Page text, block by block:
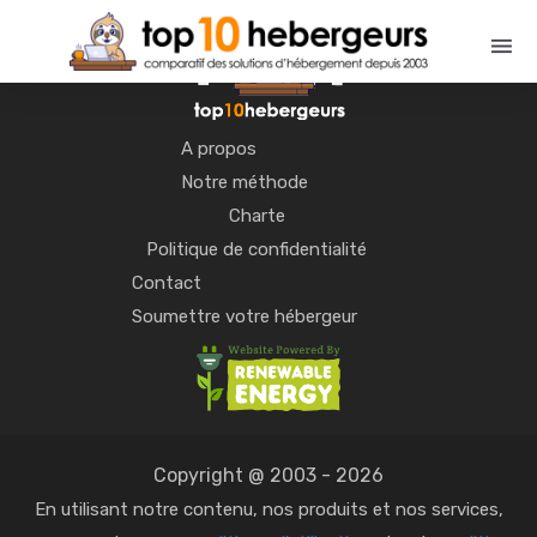
A propos
Notre méthode
Charte
Politique de confidentialité
Contact
Soumettre votre hébergeur
Copyright @ 2003 - 2026
En utilisant notre contenu, nos produits et nos services,